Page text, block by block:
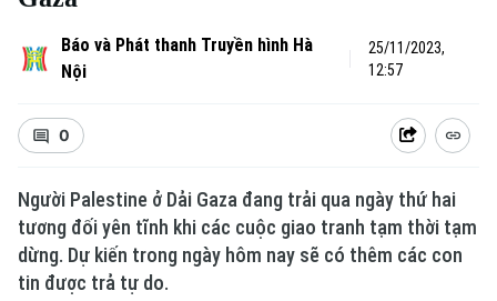
Báo và Phát thanh Truyền hình Hà
Nội
25/11/2023,
12:57
0
Người Palestine ở Dải Gaza đang trải qua ngày thứ hai
tương đối yên tĩnh khi các cuộc giao tranh tạm thời tạm
dừng. Dự kiến trong ngày hôm nay sẽ có thêm các con
tin được trả tự do.